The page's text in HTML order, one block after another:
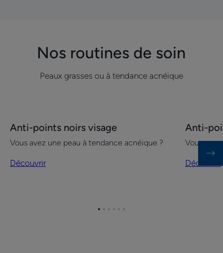
Nos routines de soin
Peaux grasses ou à tendance acnéique
Anti-
points
visage
Anti-points noirs visage
Vous avez une peau à tendance acnéique ?
Découvrir
Anti-
points
visage
Anti-
Vous
Découvrir
Aller
Aller
Aller
Aller
Aller
Aller